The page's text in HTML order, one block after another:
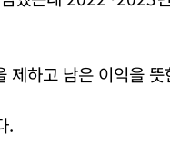
제하고 남은 이익을 뜻
.